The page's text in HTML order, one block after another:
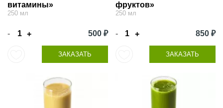
витамины»
250 мл
- + 500 ₽
ЗАКАЗАТЬ
фруктов»
250 мл
- + 850 ₽
ЗАКАЗАТЬ